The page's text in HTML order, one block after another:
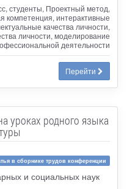
студенты, Проектный метод,
компетенция, интерактивные
качества личности,
личности, моделирование
деятельности
Перейти
уроках родного языка
в сборнике трудов конференции
и социальных наук